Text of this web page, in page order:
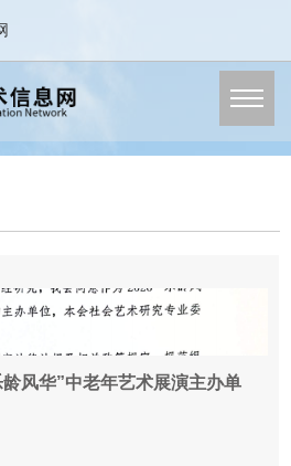
风华”中老年艺术展演主办单